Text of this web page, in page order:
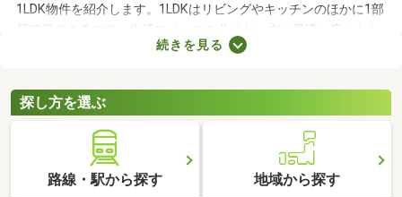
1LDK物件を紹介します。1LDKはリビングやキッチンのほかに1部
屋確保できるので、生活スペースを分けたい方に最適。広々とし
たLDKの物件を選べば、ゆったりとくつろげる理想のお部屋に住
えるお部屋を見つけてくださいね。
続きを見る
探し方を選ぶ
路線・駅から探す 地域から探す